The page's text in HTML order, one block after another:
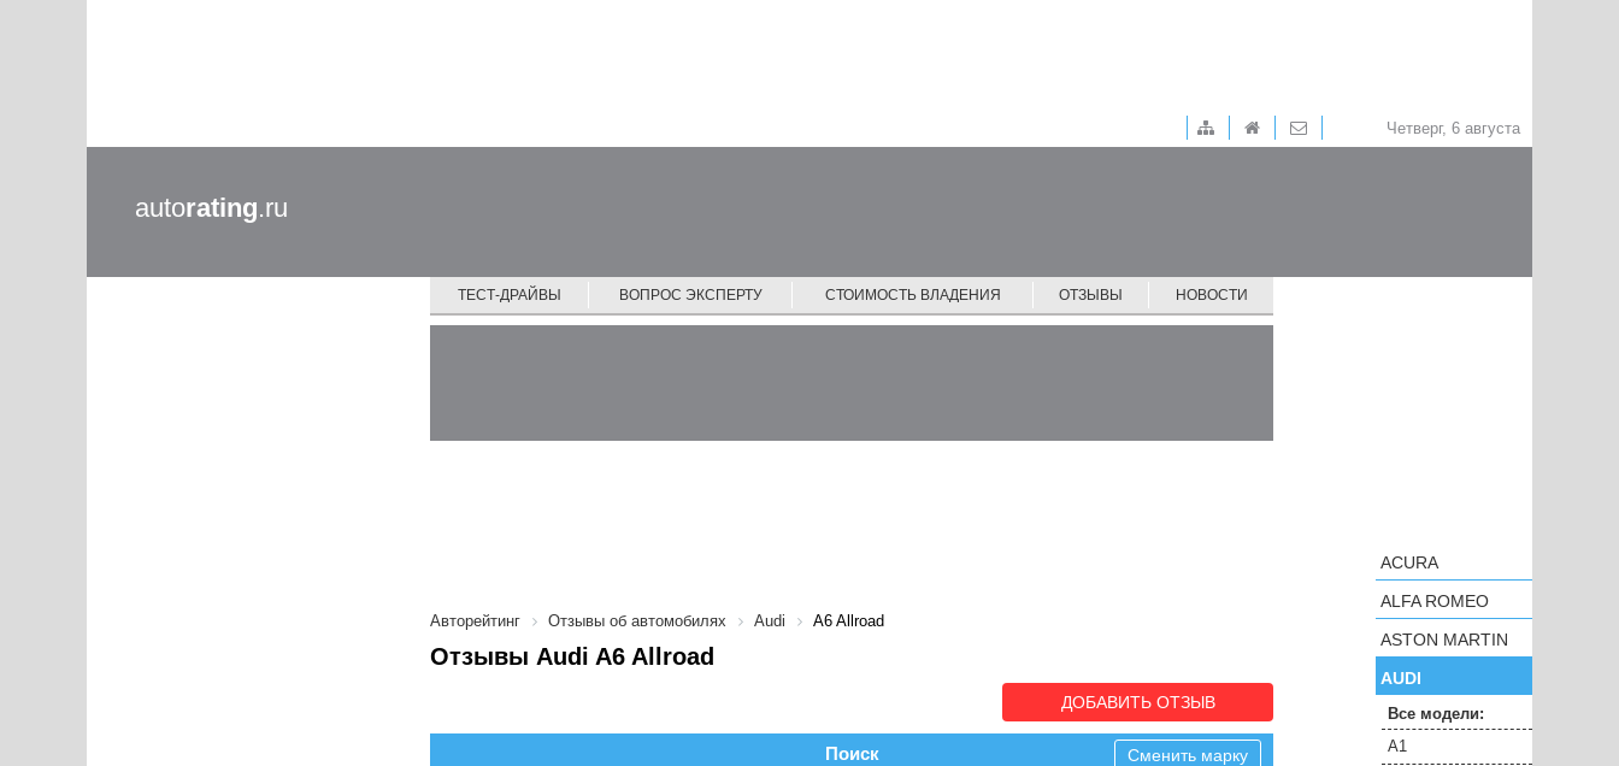
Четверг, 6 августа
autorating.ru
ТЕСТ-ДРАЙВЫ ВОПРОС ЭКСПЕРТУ СТОИМОСТЬ ВЛАДЕНИЯ ОТЗЫВЫ НОВОСТИ
Авторейтинг Отзывы об автомобилях Audi A6 Allroad
Отзывы Audi A6 Allroad
ДОБАВИТЬ ОТЗЫВ
Поиск Сменить марку
ACURA
ALFA ROMEO
ASTON MARTIN
AUDI
Все модели:
A1